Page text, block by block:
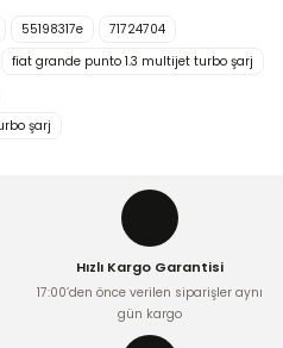
açıklamalarında ve diğer
noktaları öneri formunu
görüntülenemiyor.
pahalı.
olmalı.
55198317e
71724704
fiat grande punto 1.3 multijet turbo şarj
şarj
Hızlı Kargo Garantisi
17:00’den önce verilen siparişler aynı
gün kargo